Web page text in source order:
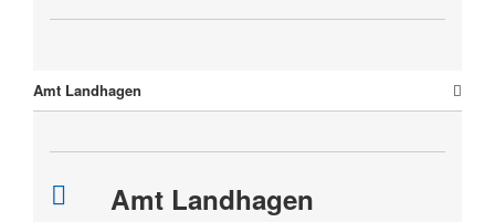
Amt Landhagen
Amt Landhagen